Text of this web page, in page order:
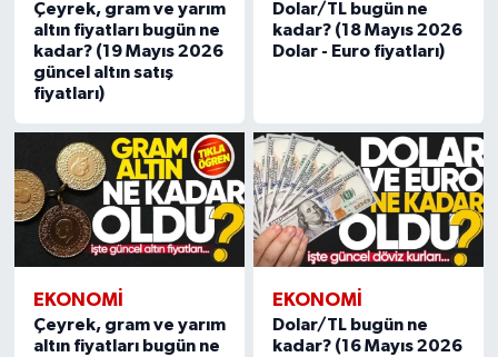
Çeyrek, gram ve yarım
altın fiyatları bugün ne
kadar? (19 Mayıs 2026
güncel altın satış
fiyatları)
Dolar/TL bugün ne
kadar? (18 Mayıs 2026
Dolar - Euro fiyatları)
EKONOMI
Çeyrek, gram ve yarım
altın fiyatları bugün ne
EKONOMI
Dolar/TL bugün ne
kadar? (16 Mayıs 2026